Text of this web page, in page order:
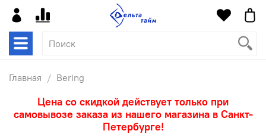
Главная Bering
Цена со скидкой действует только при
самовывозе заказа из нашего магазина в Санкт-
Петербурге!